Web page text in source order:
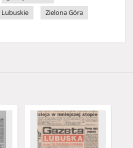
Lubuskie Zielona Góra